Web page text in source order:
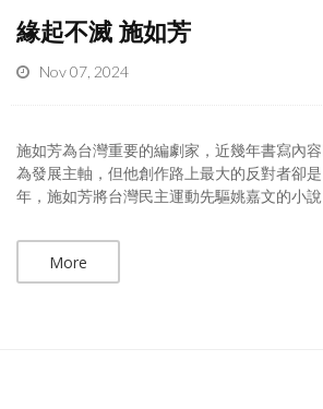
緣起不滅 施如芳
Nov 07, 2024
施如芳為台灣重要的編劇家，近幾年書寫內容
為發展主軸，但他創作路上最大的反對者卻
年，施如芳將台灣民主運動先驅姚嘉文的小
More